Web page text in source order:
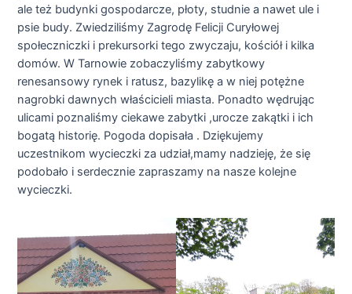
ale też budynki gospodarcze, płoty, studnie a nawet ule i
psie budy. Zwiedziliśmy Zagrodę Felicji Curyłowej
społeczniczki i prekursorki tego zwyczaju, kościół i kilka
domów. W Tarnowie zobaczyliśmy zabytkowy
renesansowy rynek i ratusz, bazylikę a w niej potężne
nagrobki dawnych właścicieli miasta. Ponadto wędrując
ulicami poznaliśmy ciekawe zabytki ,urocze zakątki i ich
bogatą historię. Pogoda dopisała . Dziękujemy
uczestnikom wycieczki za udział,mamy nadzieję, że się
podobało i serdecznie zapraszamy na nasze kolejne
wycieczki.